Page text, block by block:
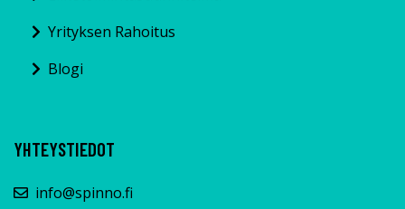
Yrityksen Rahoitus
Blogi
YHTEYSTIEDOT
info@spinno.fi